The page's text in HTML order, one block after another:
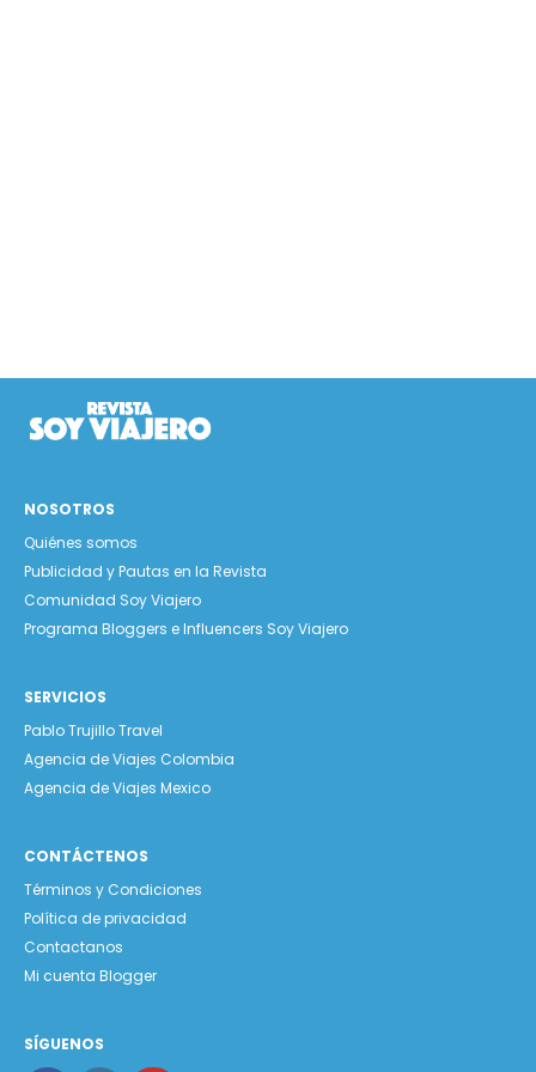
NOSOTROS
Quiénes somos
Publicidad y Pautas en la Revista
Comunidad Soy Viajero
Programa Bloggers e Influencers Soy Viajero
SERVICIOS
Pablo Trujillo Travel
Agencia de Viajes Colombia
Agencia de Viajes Mexico
CONTÁCTENOS
Términos y Condiciones
Política de privacidad
Contactanos
Mi cuenta Blogger
SÍGUENOS